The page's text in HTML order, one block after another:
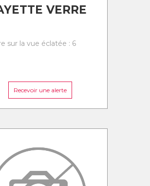
VERRE
sur la vue éclatée : 6
Recevoir une alerte